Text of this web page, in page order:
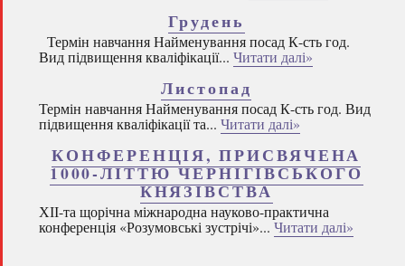
Грудень
Термін навчання Найменування посад К-сть год.
Вид підвищення кваліфікації... Читати далі»
Листопад
Термін навчання Найменування посад К-сть год. Вид
підвищення кваліфікації та... Читати далі»
КОНФЕРЕНЦІЯ, ПРИСВЯЧЕНА
1000-ЛІТТЮ ЧЕРНІГІВСЬКОГО
КНЯЗІВСТВА
ХІІ-та щорічна міжнародна науково-практична
конференція «Розумовські зустрічі»... Читати далі»